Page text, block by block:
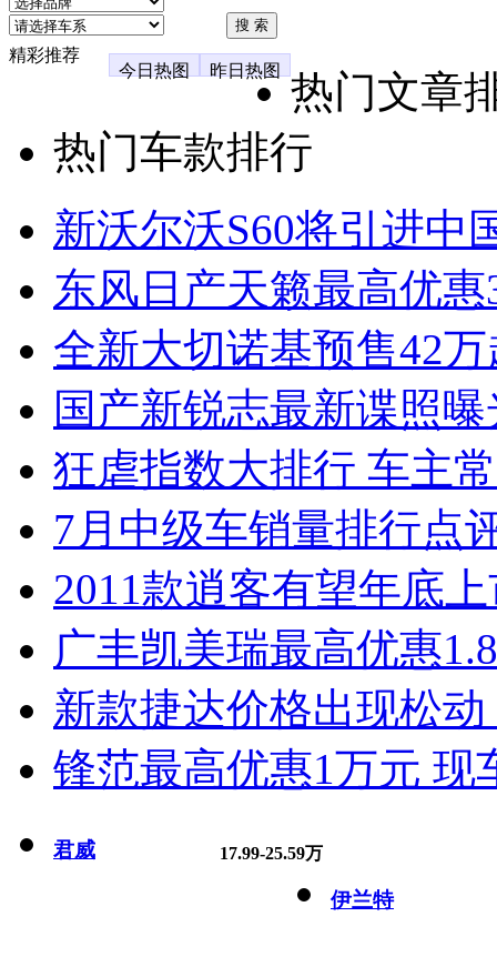
精彩推荐
今日热图
昨日热图
热门文章
热门车款排行
新沃尔沃S60将引进中
东风日产天籁最高优
全新大切诺基预售42
国产新锐志最新谍照
狂虐指数大排行 车主
7月中级车销量排行点
2011款逍客有望年底
广丰凯美瑞最高优惠
新款捷达价格出现松
锋范最高优惠1万元 现
君威 17.99-25.59万
伊兰特